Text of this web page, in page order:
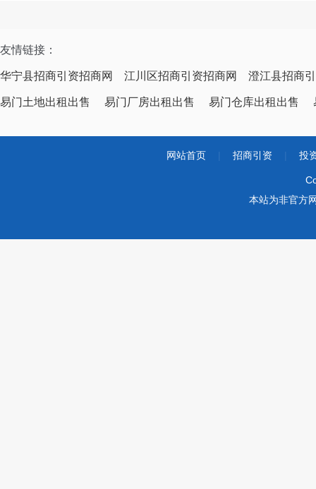
友情链接：
华宁县招商引资招商网 江川区招商引资招商网 澄江县招商
易门土地出租出售 易门厂房出租出售 易门仓库出租出售
网站首页 招商引资 投
本站为非官方